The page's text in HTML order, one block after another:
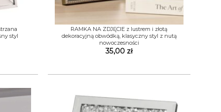
styl
zł
RAMKA NA ZDJĘCIE z lustrem i złotą
dekoracyjną obwódką, klasyczny styl z nutą
nowoczesności
35,00 zł